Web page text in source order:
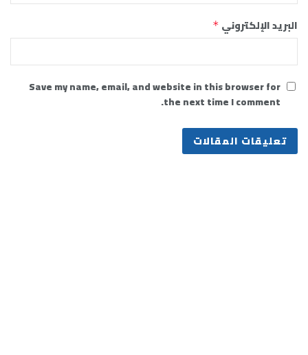
البريد الإلكتروني *
Save my name, email, and website in this browser for
the next time I comment.